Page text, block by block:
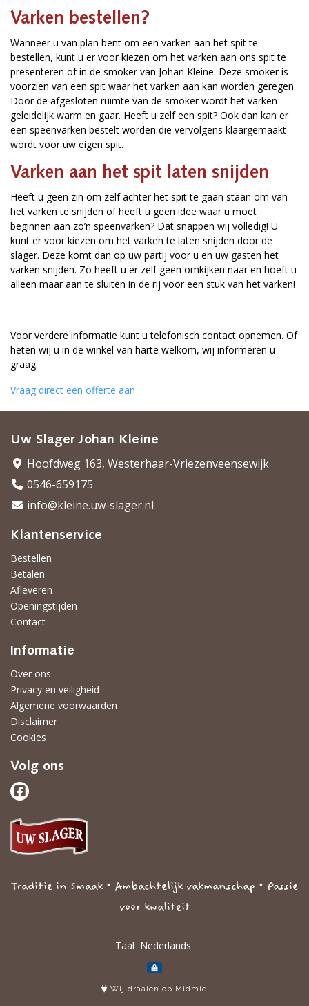
Varken bestellen?
Wanneer u van plan bent om een varken aan het spit te
bestellen, kunt u er voor kiezen om het varken aan ons spit te
presenteren of in de smoker van Johan Kleine. Deze smoker is
voorzien van een spit waar het varken aan kan worden geregen.
Door de afgesloten ruimte van de smoker wordt het varken
geleidelijk warm en gaar. Heeft u zelf een spit? Ook dan kan er
een speenvarken bestelt worden die vervolgens klaargemaakt
wordt voor uw eigen spit.
Varken aan het spit laten snijden
Heeft u geen zin om zelf achter het spit te gaan staan om van
het varken te snijden of heeft u geen idee waar u moet
beginnen aan zo’n speenvarken? Dat snappen wij volledig! U
kunt er voor kiezen om het varken te laten snijden door de
slager. Deze komt dan op uw partij voor u en uw gasten het
varken snijden. Zo heeft u er zelf geen omkijken naar en hoeft u
alleen maar aan te sluiten in de rij voor een stuk van het varken!
Voor verdere informatie kunt u telefonisch contact opnemen. Of
heten wij u in de winkel van harte welkom, wij informeren u
graag.
Vraag direct een offerte aan
Uw Slager Johan Kleine
Hoofdweg 163, Westerhaar-Vriezenveensewijk
0546-659175
info@kleine.uw-slager.nl
Klantenservice
Bestellen
Betalen
Afleveren
Openingstijden
Contact
Informatie
Over ons
Privacy en veiligheid
Algemene voorwaarden
Disclaimer
Cookies
Volg ons
Traditie in Smaak • Ambachtelijk vakmanschap • Passie
voor kwaliteit
Taal
Wij draaien op Midmid